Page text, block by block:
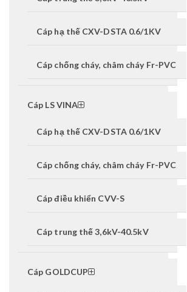
Cáp hạ thế CXV-DSTA 0.6/1KV
Cáp chống cháy, châm cháy Fr-PVC
Cáp LS VINA
Cáp hạ thế CXV-DSTA 0.6/1KV
Cáp chống cháy, châm cháy Fr-PVC
Cáp điều khiển CVV-S
Cáp trung thế 3,6kV-40.5kV
Cáp GOLDCUP